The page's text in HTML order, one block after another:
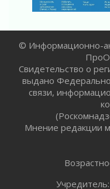
Мне сверху
© Информационно-
Свидетельство о
выдано
связи,
Мнение редакции
Учредитель: